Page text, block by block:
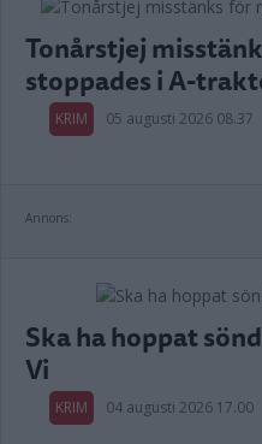
Tonårstjej
stoppades i A-
KRIM 05 augusti 2026 08.37
Annons:
Ska ha hoppat
Vi
KRIM 04 augusti 2026 17.00